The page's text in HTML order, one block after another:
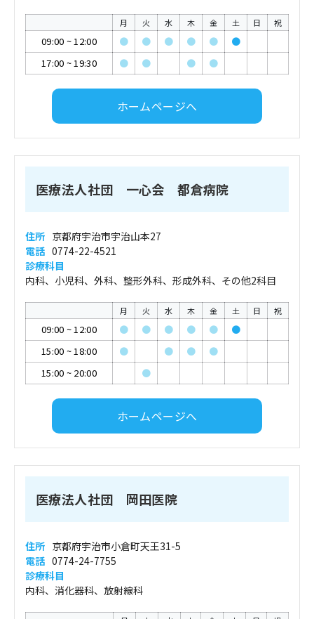
月 火 水 木 金 土 日 祝
09:00 ~12:00 ● ● ● ● ●
●
17:00 ~19:30 ● ● ● ●
ホームページへ
医療法人社団 一心会 都倉病院
住所 京都府宇治市宇治山本27
電話 0774-22-4521
診療科目
内科、小児科、外科、整形外科、形成外科、その他2科目
月 火 水 木 金 土 日 祝
09:00 ~12:00 ● ● ● ● ●
●
15:00 ~18:00 ● ● ●
●
15:00 ~ 20:00 ●
ホームページへ
医療法人社団 岡田医院
住所 京都府宇治市小倉町天王31-5
電話 0774-24-7755
診療科目
内科、消化器科、放射線科